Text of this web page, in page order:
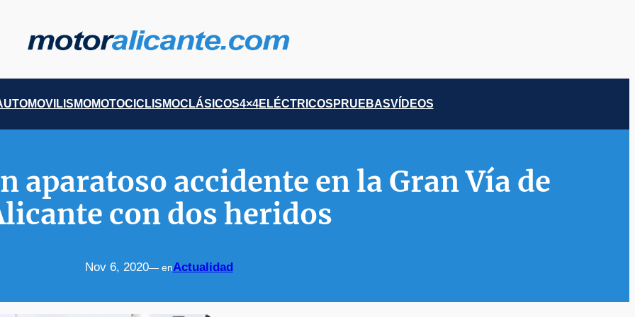
MOTOCICLISMOCLÁSICOS4×4ELÉCTRICOS PRUEBASVÍDEOS
aparatoso accidente en la Gran Vía de
con dos heridos
Nov 6, 2020— enActualidad